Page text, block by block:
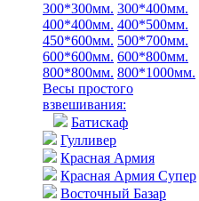
300*300мм. 300*400мм.
400*400мм. 400*500мм.
450*600мм. 500*700мм.
600*600мм. 600*800мм.
800*800мм. 800*1000мм.
Весы простого
взвешивания:
Батискаф
Гулливер
Красная Армия
Красная Армия Супер
Восточный Базар